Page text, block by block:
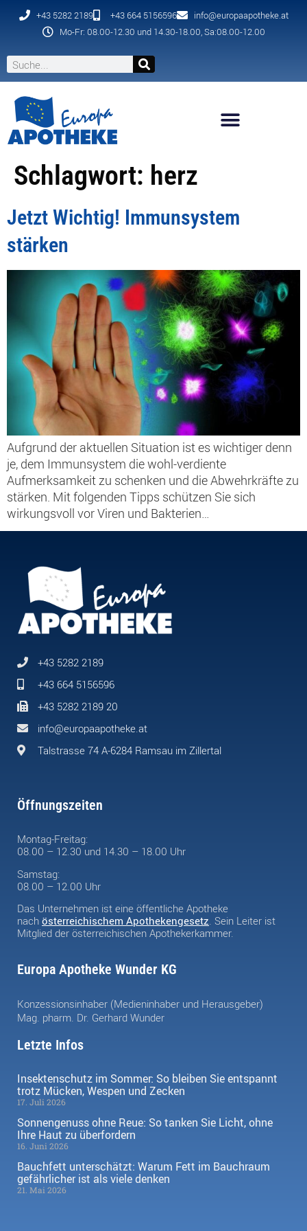
+43 5282 2189 +43 664 5156596
info@europaapotheke.at
Mo-Fr: 08.00-12.30 und 14.30-18.00, Sa:08.00-12.00
Schlagwort: herz
Jetzt Wichtig! Immunsystem
stärken
Aufgrund der aktuellen Situation ist es wichtiger denn
je, dem Immunsystem die wohl-verdiente
Aufmerksamkeit zu schenken und die Abwehrkräfte zu
stärken. Mit folgenden Tipps schützen Sie sich
wirkungsvoll vor Viren und Bakterien…
+43 5282 2189
+43 664 5156596
+43 5282 2189 20
info@europaapotheke.at
Talstrasse 74 A-6284 Ramsau im Zillertal
Öffnungszeiten
Montag-Freitag:
08.00 – 12.30 und 14.30 – 18.00 Uhr
Samstag:
08.00 – 12.00 Uhr
Das Unternehmen ist eine öffentliche Apotheke
nach österreichischem Apothekengesetz. Sein Leiter ist
Mitglied der österreichischen Apothekerkammer.
Europa Apotheke Wunder KG
Konzessionsinhaber (Medieninhaber und Herausgeber)
Mag. pharm. Dr. Gerhard Wunder
Letzte Infos
Insektenschutz im Sommer: So bleiben Sie entspannt
trotz Mücken, Wespen und Zecken
17. Juli 2026
Sonnengenuss ohne Reue: So tanken Sie Licht, ohne
Ihre Haut zu überfordern
16. Juni 2026
Bauchfett unterschätzt: Warum Fett im Bauchraum
gefährlicher ist als viele denken
21. Mai 2026